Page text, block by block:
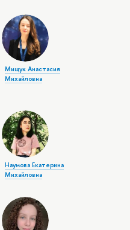
Мищук Анастасия
Михайловна
Наумова Екатерина
Михайловна